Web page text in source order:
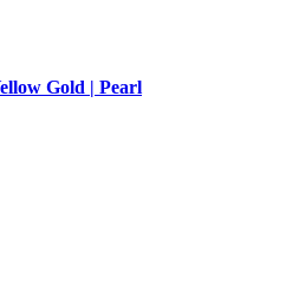
Gold | Pearl